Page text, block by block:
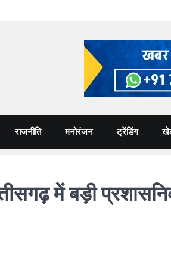
राजनीति मनोरंजन ट्रेंडिंग
में बड़ी